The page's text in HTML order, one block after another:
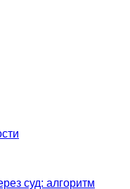
суд: алгоритм